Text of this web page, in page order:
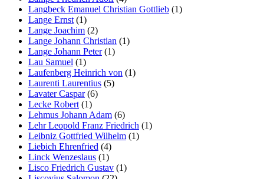
Langbeck Emanuel Christian Gottlieb (1)
Lange Ernst (1)
Lange Joachim (2)
Lange Johann Christian (1)
Lange Johann Peter(1)
Lau Samuel (1)
Laufenberg Heinrich von (1)
Laurenti Laurentius (5)
Lavater Caspar(6)
Lecke Robert (1)
Lehmus Johann Adam (6)
Lehr Leopold Franz Friedrich (1)
Leibniz Gottfried Wilhelm (1)
Liebich Ehrenfried (4)
Linck Wenzeslaus (1)
Lisco Friedrich Gustav (1)